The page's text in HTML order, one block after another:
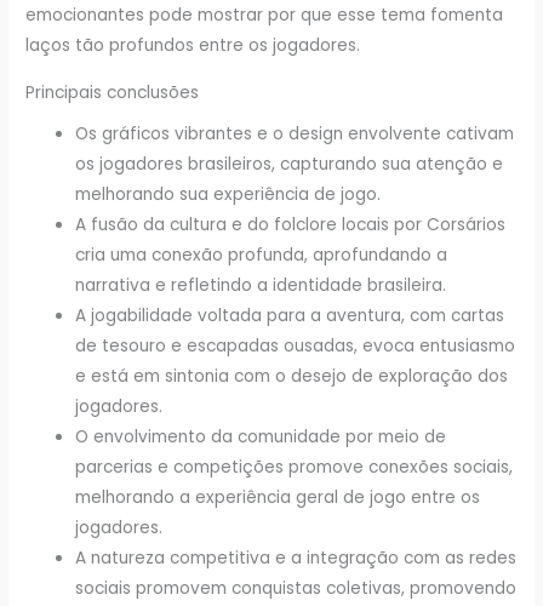
emocionantes pode mostrar por que esse tema fomenta
laços tão profundos entre os jogadores.
Principais conclusões
Os gráficos vibrantes e o design envolvente cativam
os jogadores brasileiros, capturando sua atenção e
melhorando sua experiência de jogo.
A fusão da cultura e do folclore locais por Corsários
cria uma conexão profunda, aprofundando a
narrativa e refletindo a identidade brasileira.
A jogabilidade voltada para a aventura, com cartas
de tesouro e escapadas ousadas, evoca entusiasmo
e está em sintonia com o desejo de exploração dos
jogadores.
O envolvimento da comunidade por meio de
parcerias e competições promove conexões sociais,
melhorando a experiência geral de jogo entre os
jogadores.
A natureza competitiva e a integração com as redes
sociais promovem conquistas coletivas, promovendo